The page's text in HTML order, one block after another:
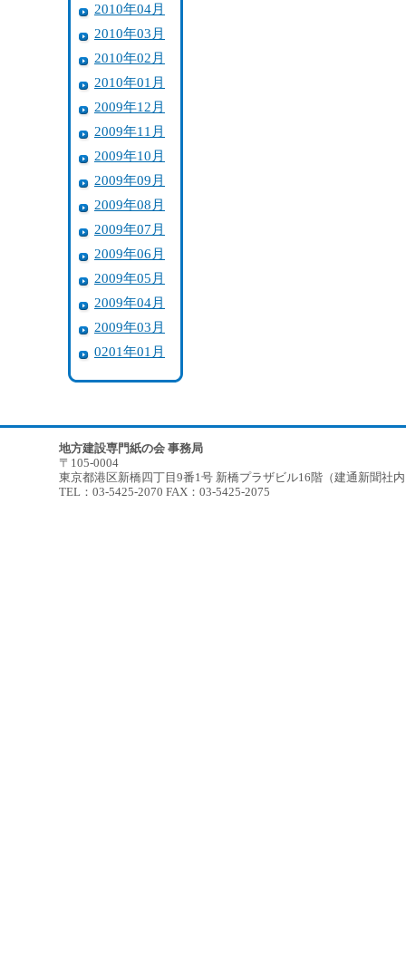
2010年04月
2010年03月
2010年02月
2010年01月
2009年12月
2009年11月
2009年10月
2009年09月
2009年08月
2009年07月
2009年06月
2009年05月
2009年04月
2009年03月
0201年01月
地方建設専門紙の会 事務局
〒105-0004
東京都港区新橋四丁目9番1号 新橋プラザビル16階（建通新聞社
TEL：03-5425-2070 FAX：03-5425-2075